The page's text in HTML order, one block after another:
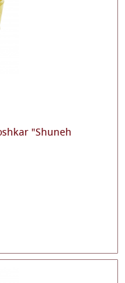
"Shuneh